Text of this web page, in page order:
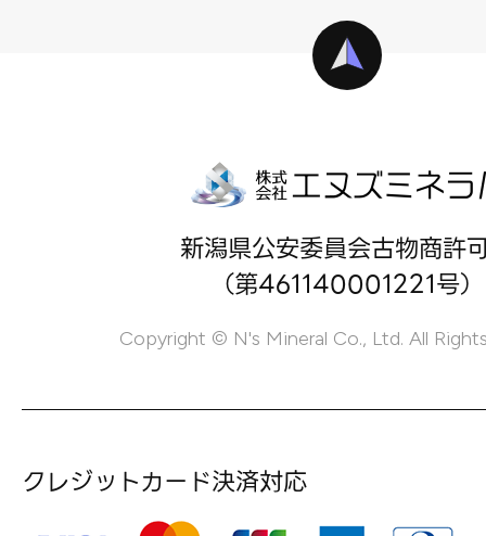
新潟県公安委員会古物商許
（第461140001221号）
Copyright © N's Mineral Co., Ltd. All
クレジットカード決済対応